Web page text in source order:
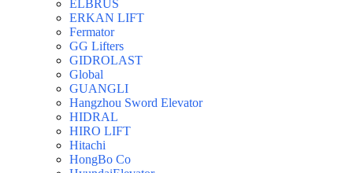
ELBRUS
ERKAN LIFT
Fermator
GG Lifters
GIDROLAST
Global
GUANGLI
Hangzhou Sword Elevator
HIDRAL
HIRO LIFT
Hitachi
HongBo Co